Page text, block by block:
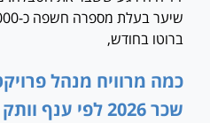
ברוטו בחודש,
כמה מרוויח מנהל
שכר 2026 לפי ענף וותק